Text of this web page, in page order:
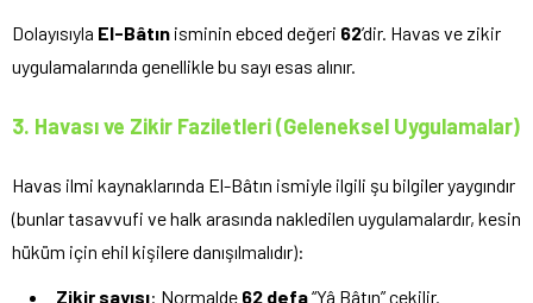
Dolayısıyla El-Bâtın isminin ebced değeri 62’dir. Havas ve zikir
uygulamalarında genellikle bu sayı esas alınır.
3. Havası ve Zikir Faziletleri (Geleneksel Uygulamalar)
Havas ilmi kaynaklarında El-Bâtın ismiyle ilgili şu bilgiler yaygındır
(bunlar tasavvufi ve halk arasında nakledilen uygulamalardır, kesin
hüküm için ehil kişilere danışılmalıdır):
Zikir sayısı: Normalde 62 defa“Yâ Bâtın” çekilir.